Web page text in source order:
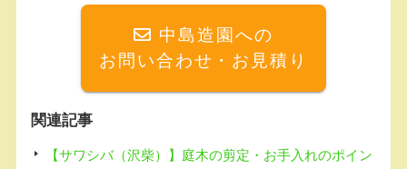
k
中島造園への
お問い合わせ・お見積り
関連記事
【サワシバ（沢柴）】庭木の剪定・お手入れのポイン